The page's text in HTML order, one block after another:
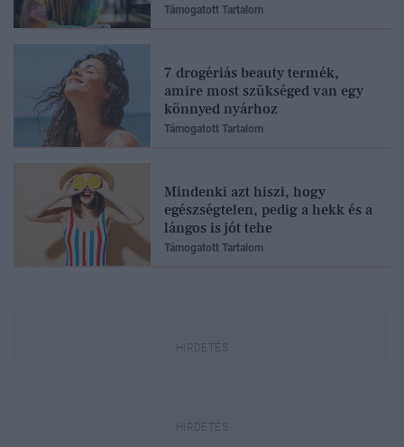
Támogatott Tartalom
7 drogériás beauty termék,
amire most szükséged van egy
könnyed nyárhoz
Támogatott Tartalom
Mindenki azt hiszi, hogy
egészségtelen, pedig a hekk és a
lángos is jót tehe
Támogatott Tartalom